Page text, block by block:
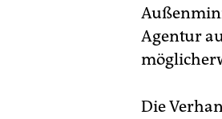
Agentur
Die